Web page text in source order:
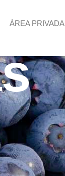
ÁREA PRIVADA